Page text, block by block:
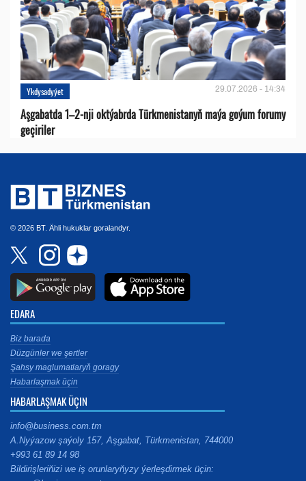
Ykdysadyýet 29.07.2026 - 14:34
Aşgabatda 1–2-nji oktýabrda Türkmenistanyň maýa goýum forumy
geçiriler
© 2026 BT. Ähli hukuklar goralandyr.
EDARA
Biz barada
Düzgünler we şertler
Şahsy maglumatlaryň goragy
Habarlaşmak üçin
HABARLAŞMAK ÜÇIN
info@business.com.tm
A.Nyýazow şaýoly 157, Aşgabat, Türkmenistan, 744000
+993 61 89 14 98
Bildirişleriňizi we iş orunlaryňyzy ýerleşdirmek üçin: